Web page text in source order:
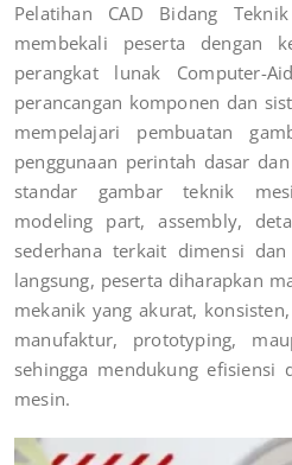
Pelatihan CAD Bidang
membekali peserta dengan
perangkat lunak Computer-
perancangan komponen dan
mempelajari pembuatan
penggunaan perintah dasar
standar gambar teknik
modeling part, assembly,
sederhana terkait dimensi
langsung, peserta diharapkan
mekanik yang akurat,
manufaktur, prototyping,
sehingga mendukung
mesin.